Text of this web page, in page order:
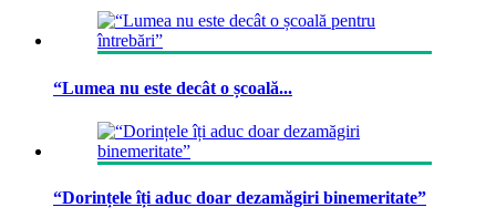
“Lumea nu este decât o școală...
“Dorințele îți aduc doar dezamăgiri binemeritate”